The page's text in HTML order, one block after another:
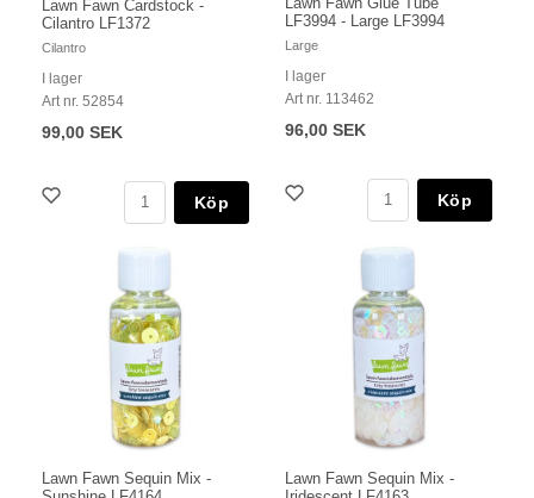
Lawn Fawn Cardstock -
Cilantro LF1372
Cilantro
I lager
Art nr. 52854
99,00 SEK
Köp
LF3994 - Large LF3994
Large
I lager
Art nr. 113462
96,00 SEK
Köp
Lawn Fawn Sequin Mix -
Lawn Fawn Sequin Mix -